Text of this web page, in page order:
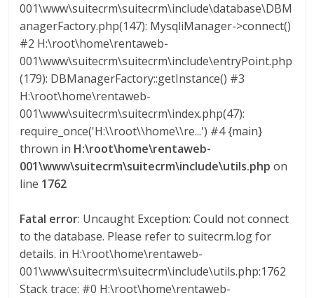
001\www\suitecrm\suitecrm\include\database\DBM
anagerFactory.php(147): MysqliManager->connect()
#2 H:\root\home\rentaweb-
001\www\suitecrm\suitecrm\include\entryPoint.php
(179): DBManagerFactory::getInstance() #3
H:\root\home\rentaweb-
001\www\suitecrm\suitecrm\index.php(47):
require_once('H:\\root\\home\\re...') #4 {main}
thrown in H:\root\home\rentaweb-
001\www\suitecrm\suitecrm\include\utils.php on
line 1762
Fatal error: Uncaught Exception: Could not connect
to the database. Please refer to suitecrm.log for
details. in H:\root\home\rentaweb-
001\www\suitecrm\suitecrm\include\utils.php:1762
Stack trace: #0 H:\root\home\rentaweb-